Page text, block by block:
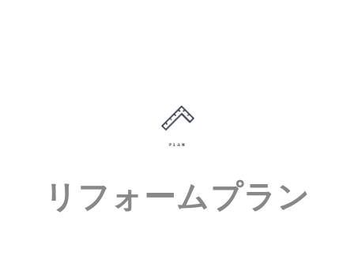
リフォームプラン